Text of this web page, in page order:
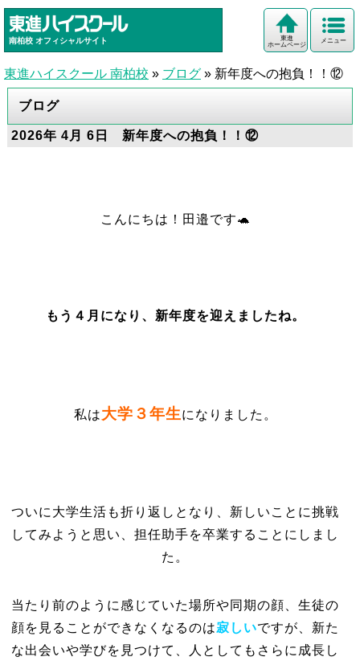
南柏校 オフィシャルサイト メニュー
東進
ホームページ
東進ハイスクール 南柏校 » ブログ » 新年度への抱負！！⑫
ブログ
2026年 4月 6日 新年度への抱負！！⑫
こんにちは！田邉です🐢
もう４月になり、新年度を迎えましたね。
私は大学３年生になりました。
ついに大学生活も折り返しとなり、新しいことに挑戦
してみようと思い、担任助手を卒業することにしまし
た。
当たり前のように感じていた場所や同期の顔、生徒の
顔を見ることができなくなるのは寂しいですが、新た
な出会いや学びを見つけて、人としてもさらに成長し